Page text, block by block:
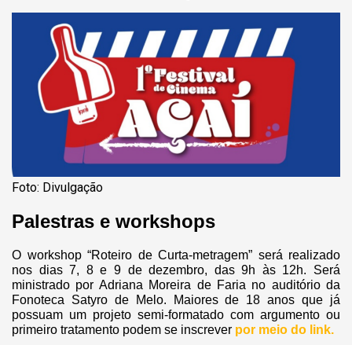
Foto: Divulgação
Palestras e workshops
O workshop “Roteiro de Curta-metragem” será realizado
nos dias 7, 8 e 9 de dezembro, das 9h às 12h. Será
ministrado por Adriana Moreira de Faria no auditório da
Fonoteca Satyro de Melo. Maiores de 18 anos que já
possuam um projeto semi-formatado com argumento ou
primeiro tratamento podem se inscrever por meio do link.